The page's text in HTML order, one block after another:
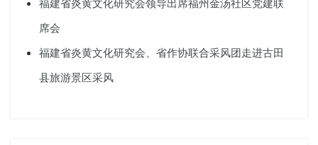
福建省炎黄文化研究会领导出席福州金汤社区党建联
席会
福建省炎黄文化研究会、省作协联合采风团走进古田
县旅游景区采风